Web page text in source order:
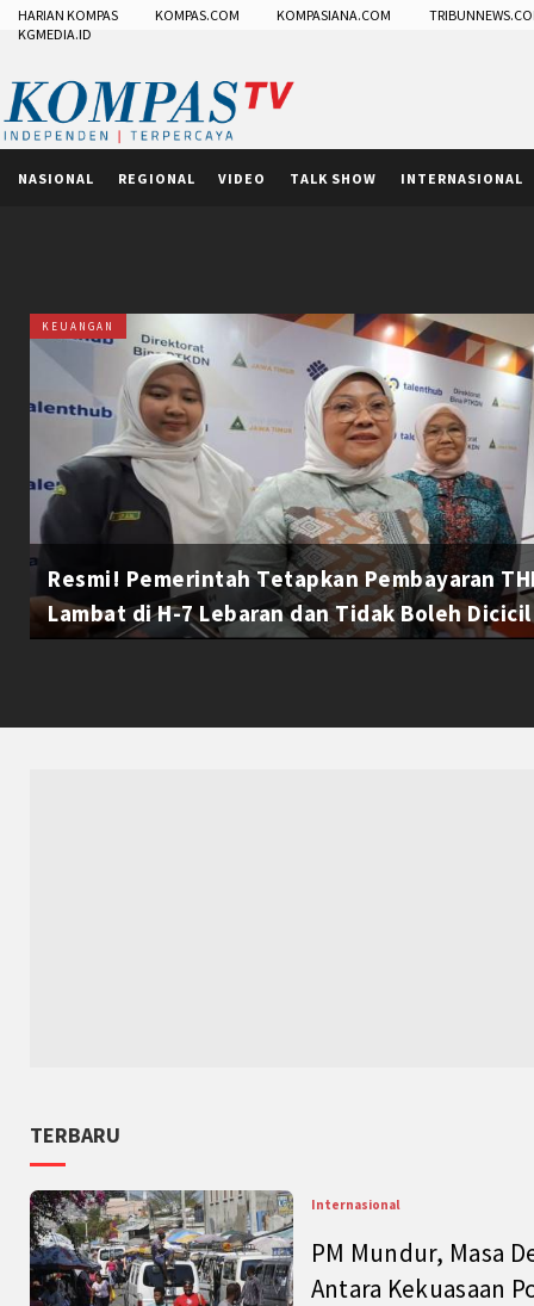
HARIAN KOMPAS KOMPAS.COM KOMPASIANA.COM
KGMEDIA.ID
NASIONAL REGIONAL VIDEO TALK SHOW INTERNASIONAL
KEUANGAN
Resmi! Pemerintah Tetapkan Pembayaran
Lambat di H-7 Lebaran dan Tidak Boleh Dicicil
TERBARU
Internasional
PM Mundur, Masa
Antara Kekuasaan